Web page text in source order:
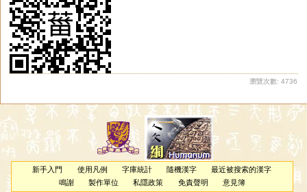
瀏覽次數: 4736
新手入門 使用凡例 字庫統計 隨機漢字
最近被搜索的漢字
鳴謝
製作單位 私隱政策 免責聲明 意見簿